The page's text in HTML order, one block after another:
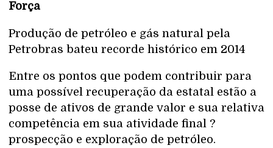
Força
Produção de petróleo e gás natural pela
Petrobras bateu recorde histórico em 2014
Entre os pontos que podem contribuir para
uma possível recuperação da estatal estão a
posse de ativos de grande valor e sua relativa
competência em sua atividade final ?
prospecção e exploração de petróleo.